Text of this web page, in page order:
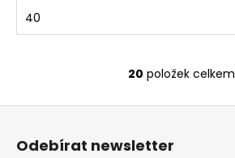
40
O
v
20 položek celkem
Z
Odebírat newsletter